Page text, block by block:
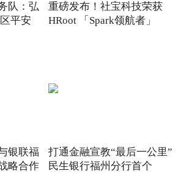
队：弘
平安
重磅发布！社宝科技荣获
HRoot 「Spark领航者」
银联福
略合作
打通金融宣教“最后一公里”
民生银行福州分行首个